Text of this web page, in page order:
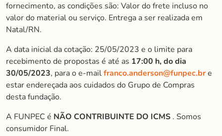
fornecimento, as condições são: Valor do frete incluso no
valor do material ou serviço. Entrega a ser realizada em
Natal/RN.
A data inicial da cotação: 25/05/2023 e o limite para
recebimento de propostas é até as 17:00 h, do dia
30/05/2023, para o e-mailfranco.anderson@funpec.bre
estar endereçada aos cuidados do Grupo de Compras
desta fundação.
A FUNPEC é NÃO CONTRIBUINTE DO ICMS . Somos
consumidor Final.